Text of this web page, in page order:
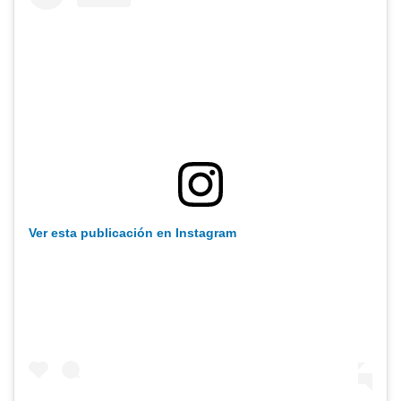
Ver esta publicación en Instagram